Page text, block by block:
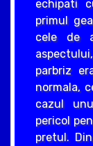
echipati
primul
cele de
parbriz
normala,
cazul
pericol
pretul.